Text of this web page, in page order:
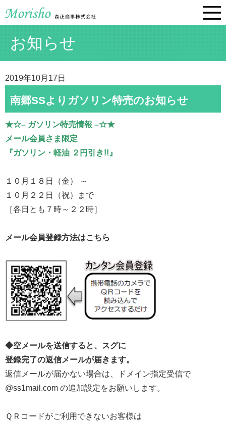
お知らせ
2019年10月17日
南郷SSよりガソリン特売のお知らせ
★☆– ガソリン特売情報 –☆★
メール会員さま限定
『ガソリン・軽油 ２円引き!!』
１０月１８日（金） ～
１０月２２日（祝）まで
［各日とも７時～２２時］
メール会員登録方法はこちら
◆空メールを送信すると、スグに
登録完了の返信メールが届きます。
返信メールが届かない場合は、ドメイン指定受信で
@ss1mail.com の追加設定をお願いします。
ＱＲコードがご利用できないお客様は